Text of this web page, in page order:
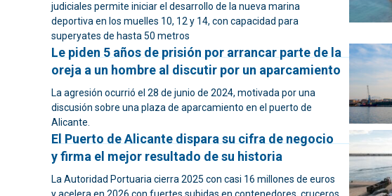
judiciales permite iniciar el desarrollo de la nueva marina
deportiva en los muelles 10, 12 y 14, con capacidad para
superyates de hasta 50 metros
Le piden 5 años de prisión por arrancar parte de la
oreja a un hombre al discutir por un aparcamiento
La agresión ocurrió el 28 de junio de 2024, motivada por una
discusión sobre una plaza de aparcamiento en el puerto de
Alicante.
El Puerto de Alicante dispara su cifra de negocio
y firma el mejor resultado de su historia
La Autoridad Portuaria cierra 2025 con casi 16 millones de euros